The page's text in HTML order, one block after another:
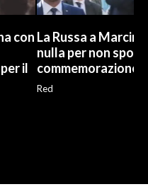
con
il
La Russa a
nulla per non
commemorazione
Red